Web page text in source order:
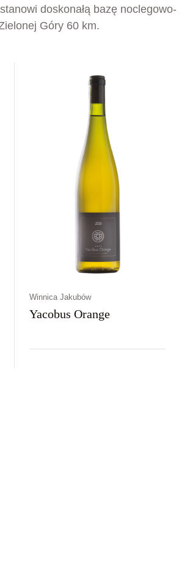
doskonałą bazę noclegowo-
Góry 60 km.
Winnica Jakubów
Yacobus Orange